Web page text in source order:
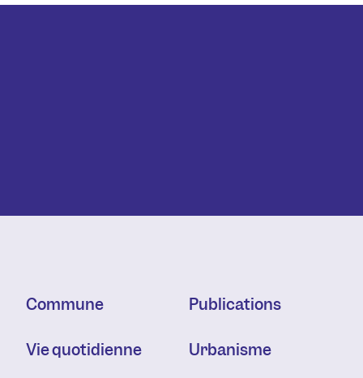
Commune
Vie quotidienne
Publications
Urbanisme